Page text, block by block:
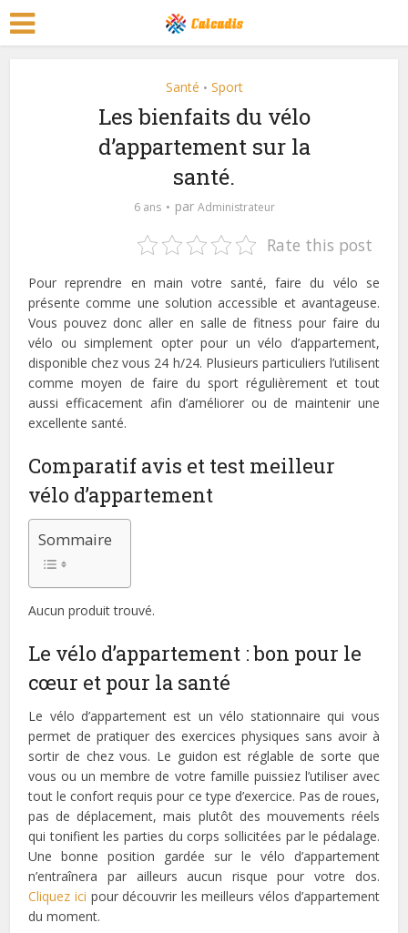
Santé • Sport
Les bienfaits du vélo
d’appartement sur la
santé.
6 ans par Administrateur
Rate this post
Pour reprendre en main votre santé, faire du vélo se
présente comme une solution accessible et avantageuse.
Vous pouvez donc aller en salle de fitness pour faire du
vélo ou simplement opter pour un vélo d’appartement,
disponible chez vous 24 h/24. Plusieurs particuliers l’utilisent
comme moyen de faire du sport régulièrement et tout
aussi efficacement afin d’améliorer ou de maintenir une
excellente santé.
Comparatif avis et test meilleur
vélo d’appartement
Sommaire
Aucun produit trouvé.
Le vélo d’appartement : bon pour le
cœur et pour la santé
Le vélo d’appartement est un vélo stationnaire qui vous
permet de pratiquer des exercices physiques sans avoir à
sortir de chez vous. Le guidon est réglable de sorte que
vous ou un membre de votre famille puissiez l’utiliser avec
tout le confort requis pour ce type d’exercice. Pas de roues,
pas de déplacement, mais plutôt des mouvements réels
qui tonifient les parties du corps sollicitées par le pédalage.
Une bonne position gardée sur le vélo d’appartement
n’entraînera par ailleurs aucun risque pour votre dos.
Cliquez ici pour découvrir les meilleurs vélos d’appartement
du moment.